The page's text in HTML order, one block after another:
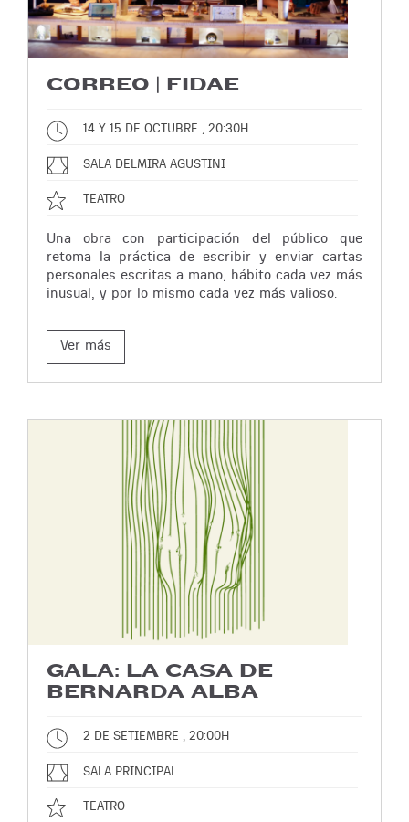
CORREO | FIDAE
14 Y 15 DE OCTUBRE , 20:30H
SALA DELMIRA AGUSTINI
TEATRO
Una obra con participación del público que
retoma la práctica de escribir y enviar cartas
personales escritas a mano, hábito cada vez más
inusual, y por lo mismo cada vez más valioso.
Ver más
GALA: LA CASA DE
BERNARDA ALBA
2 DE SETIEMBRE , 20:00H
SALA PRINCIPAL
TEATRO